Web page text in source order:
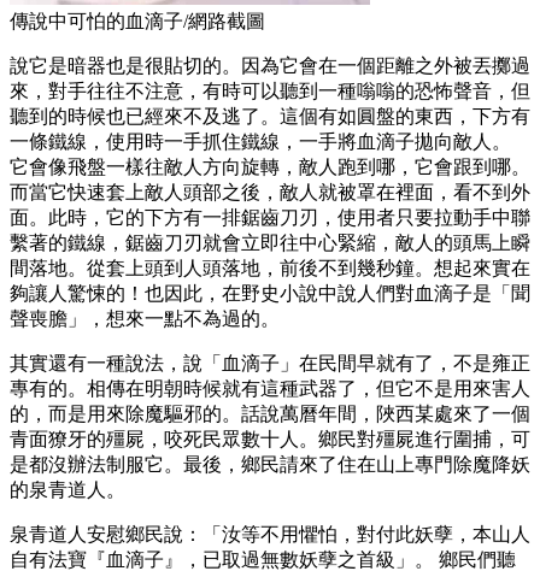
傳說中可怕的血滴子/網路截圖
說它是暗器也是很貼切的。因為它會在一個距離之外被丟擲過
來，對手往往不注意，有時可以聽到一種嗡嗡的恐怖聲音，但
聽到的時候也已經來不及逃了。這個有如圓盤的東西，下方有
一條鐵線，使用時一手抓住鐵線，一手將血滴子拋向敵人。
它會像飛盤一樣往敵人方向旋轉，敵人跑到哪，它會跟到哪。
而當它快速套上敵人頭部之後，敵人就被罩在裡面，看不到外
面。此時，它的下方有一排鋸齒刀刃，使用者只要拉動手中聯
繫著的鐵線，鋸齒刀刃就會立即往中心緊縮，敵人的頭馬上瞬
間落地。從套上頭到人頭落地，前後不到幾秒鐘。想起來實在
夠讓人驚悚的！也因此，在野史小說中說人們對血滴子是「聞
聲喪膽」，想來一點不為過的。
其實還有一種說法，說「血滴子」在民間早就有了，不是雍正
專有的。相傳在明朝時候就有這種武器了，但它不是用來害人
的，而是用來除魔驅邪的。話說萬曆年間，陜西某處來了一個
青面獠牙的殭屍，咬死民眾數十人。鄉民對殭屍進行圍捕，可
是都沒辦法制服它。最後，鄉民請來了住在山上專門除魔降妖
的泉青道人。
泉青道人安慰鄉民說：「汝等不用懼怕，對付此妖孽，本山人
自有法寶『血滴子』，已取過無數妖孽之首級」。 鄉民們聽